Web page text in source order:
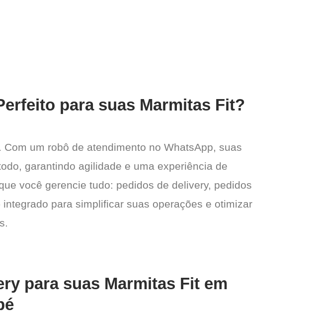
para suas Marmitas Fit?
um robô de atendimento no WhatsApp, suas
garantindo agilidade e uma experiência de
você gerencie tudo: pedidos de delivery, pedidos
para simplificar suas operações e otimizar
para suas Marmitas Fit em